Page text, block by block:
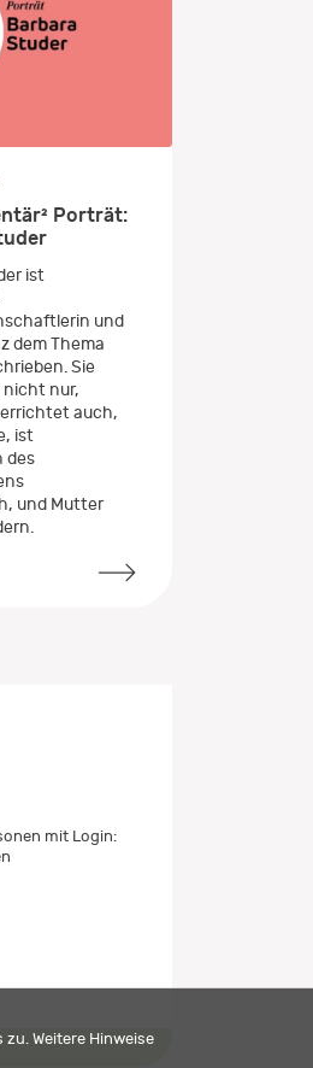
Porträt:
ist
und
dem Thema
Sie
nur,
auch,
ist
des
und Mutter
mit Login:
Weitere Hinweise